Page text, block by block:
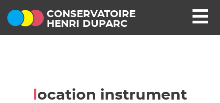
CONSERVATOIRE
HENRI DUPARC
location instrument